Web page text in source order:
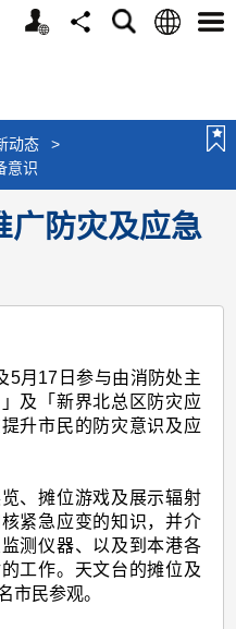
个
分
搜
语
选
动态
>
意识
广防灾及应急
5月17日参与由消防处主
及「新界北总区防灾应
升市民的防灾意识及应
、摊位游戏及展示辐射
紧急应变的知识，并介
测仪器、以及到本港各
工作。天文台的摊位及
市民参观。